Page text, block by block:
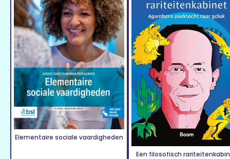
Elementaire sociale vaardigheden
Een filosofisch